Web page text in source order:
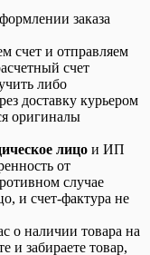
заказа
счет и отправляем
счет
либо
доставку курьером
оригиналы
лицо и ИП
от
случае
и счет-фактура не
о наличии товара на
и забираете товар,